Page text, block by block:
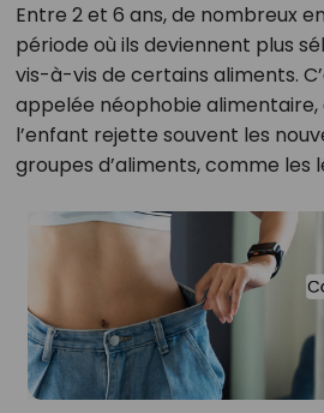
Entre 2 et 6 ans, de nombreux
période où ils deviennent plus
vis-à-vis de certains aliments.
appelée néophobie alimentaire,
l’enfant rejette souvent les
groupes d’aliments, comme les